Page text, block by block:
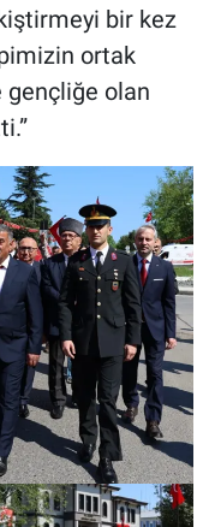
bir kez
ortak
olan